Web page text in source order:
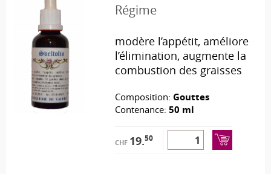
Régime
modère l’appétit, améliore
l’élimination, augmente la
combustion des graisses
Composition: Gouttes
Contenance: 50 ml
CHF 19.50